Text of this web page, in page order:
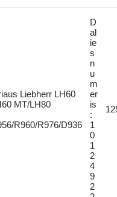
Liebherr LH60
MT/LH80
R960/R976/D936
D
al
ie
s
n
u
m
er
is
:
1
0
1
2
4
9
2